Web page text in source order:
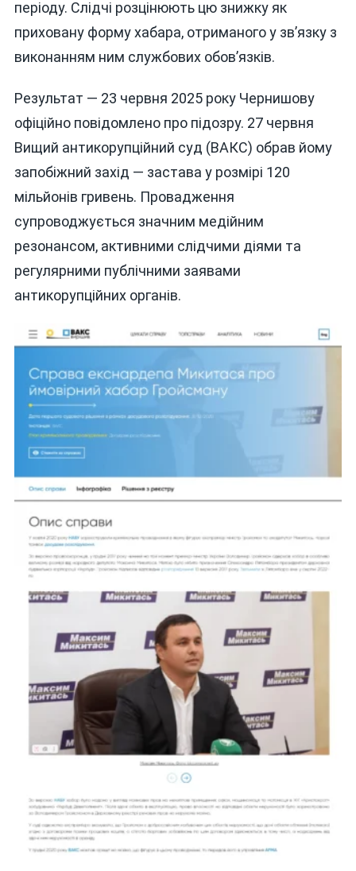
періоду. Слідчі розцінюють цю знижку як
приховану форму хабара, отриманого у зв’язку з
виконанням ним службових обов’язків.
Результат — 23 червня 2025 року Чернишову
офіційно повідомлено про підозру. 27 червня
Вищий антикорупційний суд (ВАКС) обрав йому
запобіжний захід — застава у розмірі 120
мільйонів гривень. Провадження
супроводжується значним медійним
резонансом, активними слідчими діями та
регулярними публічними заявами
антикорупційних органів.